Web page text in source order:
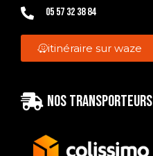
05 57 32 38 84
itinéraire sur waze
Nos transporteurs